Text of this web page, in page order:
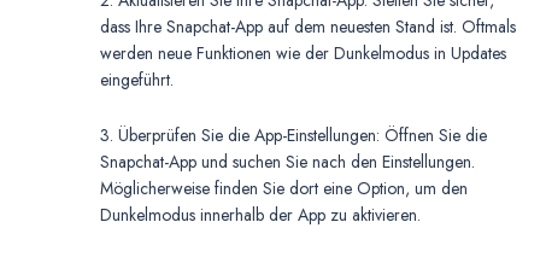
dass Ihre Snapchat-App auf dem neuesten Stand ist. Oftmals
werden neue Funktionen wie der Dunkelmodus in Updates
eingeführt.
3. Überprüfen Sie die App-Einstellungen: Öffnen Sie die
Snapchat-App und suchen Sie nach den Einstellungen.
Möglicherweise finden Sie dort eine Option, um den
Dunkelmodus innerhalb der App zu aktivieren.